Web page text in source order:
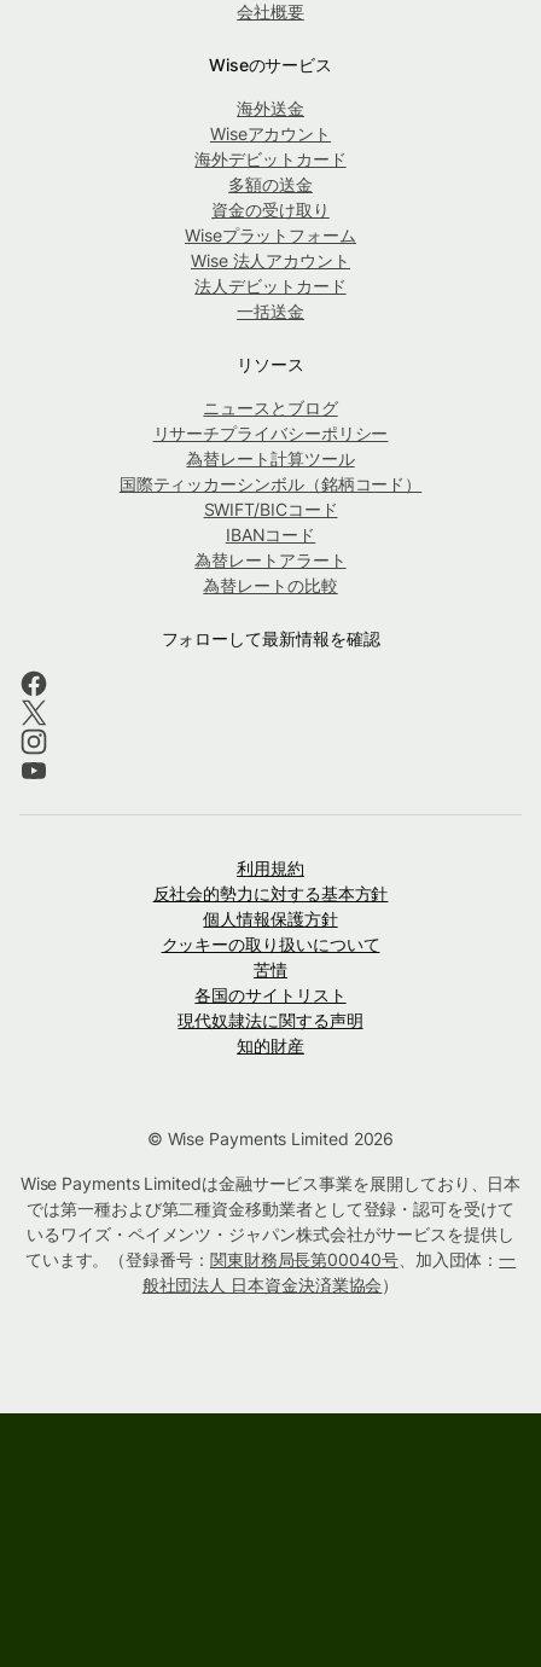
会社概要
Wiseのサービス
海外送金
Wiseアカウント
海外デビットカード
多額の送金
資金の受け取り
Wiseプラットフォーム
Wise 法人アカウント
法人デビットカード
一括送金
リソース
ニュースとブログ
リサーチプライバシーポリシー
為替レート計算ツール
国際ティッカーシンボル（銘柄コード）
SWIFT/BICコード
IBANコード
為替レートアラート
為替レートの比較
フォローして最新情報を確認
利用規約
反社会的勢力に対する基本方針
個人情報保護方針
クッキーの取り扱いについて
苦情
各国のサイトリスト
現代奴隷法に関する声明
知的財産
© Wise Payments Limited 2026
Wise Payments Limitedは金融サービス事業を展開しており、日本
では第一種および第二種資金移動業者として登録・認可を受けて
いるワイズ・ペイメンツ・ジャパン株式会社がサービスを提供し
ています。（登録番号： 関東財務局長第00040号、加入団体：一
般社団法人 日本資金決済業協会）